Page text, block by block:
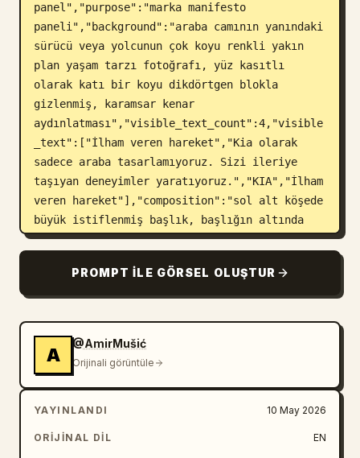
panel","purpose":"marka manifesto
paneli","background":"araba camının yanındaki
sürücü veya yolcunun çok koyu renkli yakın
plan yaşam tarzı fotoğrafı, yüz kasıtlı
olarak katı bir koyu dikdörtgen blokla
gizlenmiş, karamsar kenar
aydınlatması","visible_text_count":4,"visible
_text":["İlham veren hareket","Kia olarak
sadece araba tasarlamıyoruz. Sizi ileriye
taşıyan deneyimler yaratıyoruz.","KIA","İlham
veren hareket"],"composition":"sol alt köşede
büyük istiflenmiş başlık, başlığın altında
kısa yatay çizgi, altında gövde metni, sol
{"position":"orta panel","purpose":"ana araç
lansman paneli","background":"brütalist beton
koyu grafit renkli kompakt SUV'nin ön üç
çeyrek açısı, uzakta dağlar ve bulutlu
gökyüzü","visible_text_count":7,"visible_text
":["KIA","Tamamen
yeni","Sportage","Tasarımıyla
cesur.","Teknolojiyle
PROMPT ILE GÖRSEL OLUŞTUR
A
@AmirMušić
Orijinali görüntüle
YAYINLANDI 10 May 2026
ORIJINAL DIL EN